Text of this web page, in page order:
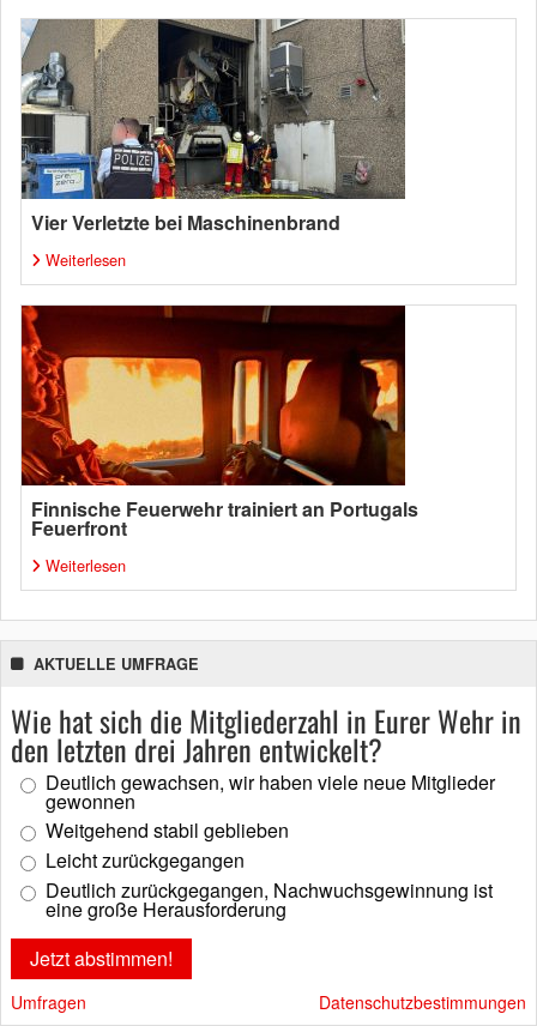
Vier Verletzte bei Maschinenbrand
Weiterlesen
Finnische Feuerwehr trainiert an Portugals
Feuerfront
Weiterlesen
AKTUELLE UMFRAGE
Wie hat sich die Mitgliederzahl in Eurer Wehr in
den letzten drei Jahren entwickelt?
Deutlich gewachsen, wir haben viele neue Mitglieder
gewonnen
Weitgehend stabil geblieben
Leicht zurückgegangen
Deutlich zurückgegangen, Nachwuchsgewinnung ist
eine große Herausforderung
Umfragen Datenschutzbestimmungen